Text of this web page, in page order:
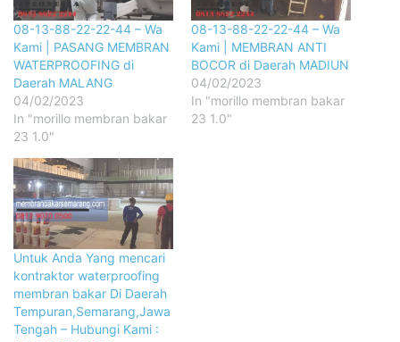
08-13-88-22-22-44 – Wa
Kami | PASANG MEMBRAN
WATERPROOFING di
Daerah MALANG
04/02/2023
In "morillo membran bakar
23 1.0"
08-13-88-22-22-44 – Wa
Kami | MEMBRAN ANTI
BOCOR di Daerah MADIUN
04/02/2023
In "morillo membran bakar
23 1.0"
Untuk Anda Yang mencari
kontraktor waterproofing
membran bakar Di Daerah
Tempuran,Semarang,Jawa
Tengah – Hubungi Kami :